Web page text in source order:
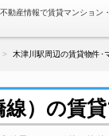
動産情報で賃貸マンション
木津川駅周辺の賃貸物件･
線）の賃